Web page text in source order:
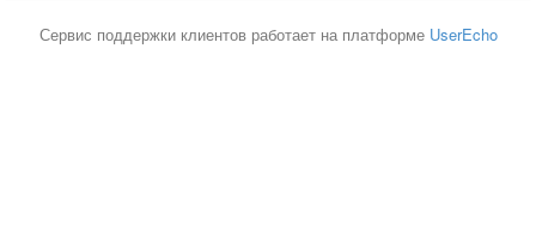
Сервис поддержки клиентов работает на платформе UserEcho